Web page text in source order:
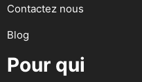
Contactez nous
Blog
Pour qui